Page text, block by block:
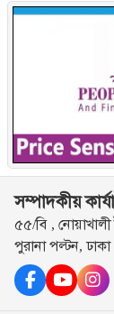
সম্পাদকীয়
৫৫/বি ,
পুরানা পল্টন,